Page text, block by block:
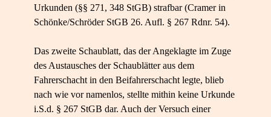
Urkunden (§§ 271, 348 StGB) strafbar (Cramer in
Schönke/Schröder StGB 26. Aufl. § 267 Rdnr. 54).
Das zweite Schaublatt, das der Angeklagte im Zuge
des Austausches der Schaublätter aus dem
Fahrerschacht in den Beifahrerschacht legte, blieb
nach wie vor namenlos, stellte mithin keine Urkunde
i.S.d. § 267 StGB dar. Auch der Versuch einer